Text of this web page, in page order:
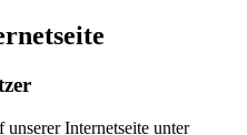
Internetseite unter